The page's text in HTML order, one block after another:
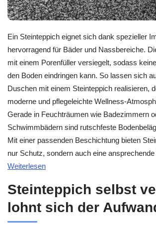
Ein Steinteppich eignet sich dank spezieller
hervorragend für Bäder und Nassbereiche.
mit einem Porenfüller versiegelt, sodass
den Boden eindringen kann. So lassen sich
Duschen mit einem Steinteppich realisieren,
moderne und pflegeleichte Wellness-
Gerade in Feuchträumen wie Badezimmern
Schwimmbädern sind rutschfeste
Mit einer passenden Beschichtung bieten
nur Schutz, sondern auch eine
Weiterlesen
Steinteppich selbst
lohnt sich der